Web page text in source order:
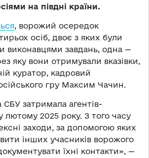
на півдні країни.
, ворожий осередок
осіб, двоє з яких були
виконавцями завдань, одна —
яку вони отримували вказівки,
куратор, кадровий
гру Максим Чачин.
СБУ затримала агентів-
лютому 2025 року. З того часу
заходи, за допомогою яких
інших учасників ворожого
їхні контакти», —